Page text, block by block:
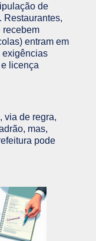
de
Restaurantes,
recebem
entram em
exigências
licença
via de regra,
mas,
pode